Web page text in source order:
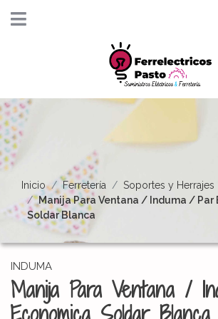
Inicio Ferretería
Soportes y Herrajes
Manija Para Ventana / Induma / Par
Soldar Blanca
INDUMA
Manija Para Ventana /